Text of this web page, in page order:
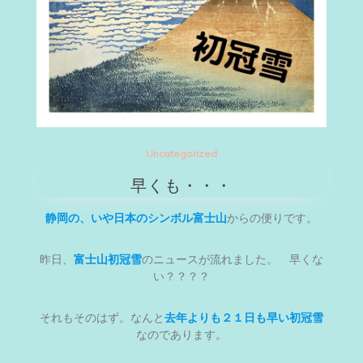
Uncategorized
早くも・・・
静岡の、いや日本のシンボル富士山からの便りです。
昨日、 富士山初冠雪のニュースが流れました。 早くな
い？？？？
それもそのはず。なんと去年よりも２１日も早い初冠雪
なのであります。